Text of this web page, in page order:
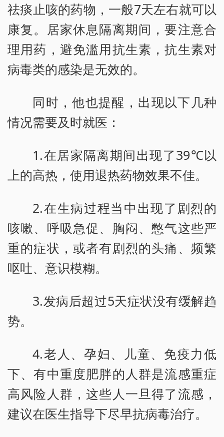
祛痰止咳的药物，一般7天左右就可以
康复。居家休息隔离期间，要注意合
理用药，避免滥用抗生素，抗生素对
病毒类的感染是无效的。
同时，他也提醒，出现以下几种
情况需要及时就医：
1.在居家隔离期间出现了39℃以
上的高热，使用退热药物效果不佳。
2.在生病过程当中出现了剧烈的
咳嗽、呼吸急促、胸闷、憋气这些严
重的症状，或者有剧烈的头痛、频繁
呕吐、意识模糊。
3.发病后超过5天症状没有缓解趋
势。
4.老人、孕妇、儿童、免疫力低
下、有中重度肥胖的人群是流感重症
高风险人群，这些人一旦得了流感，
建议在医生指导下尽早抗病毒治疗。